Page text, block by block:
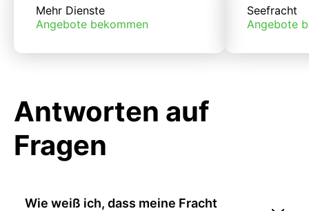
Mehr Dienste
Angebote bekommen
Seefracht
Angebote
Antworten auf
Fragen
Wie weiß ich, dass meine Fracht